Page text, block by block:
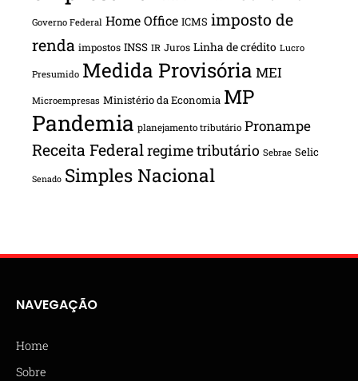
Governo Federal Home Office ICMS imposto de
renda impostos INSS IR Juros Linha de crédito Lucro
Presumido Medida Provisória MEI
Microempresas Ministério da Economia MP
Pandemia planejamento tributário Pronampe
Receita Federalregime tributário Sebrae Selic
Senado Simples Nacional
NAVEGAÇÃO
Home
Sobre